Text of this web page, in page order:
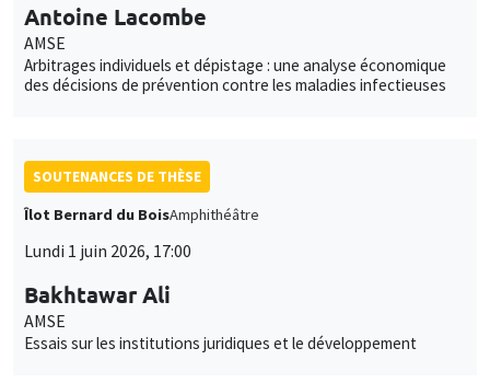
Antoine Lacombe
AMSE
Arbitrages individuels et dépistage : une analyse économique
des décisions de prévention contre les maladies infectieuses
SOUTENANCES DE THÈSE
Îlot Bernard du BoisAmphithéâtre
Lundi 1 juin 2026, 17:00
Bakhtawar Ali
AMSE
Essais sur les institutions juridiques et le développement